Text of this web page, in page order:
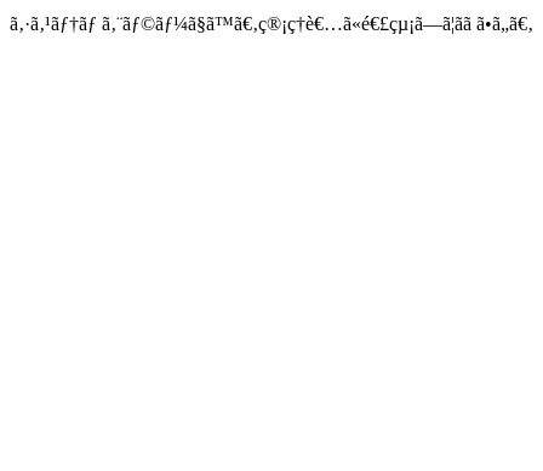
ã‚·ã‚¹ãƒ†ãƒ ã‚¨ãƒ©ãƒ¼ã§ã™ã€‚ç®¡ç†è€…ã«é€£çµ¡ã—ã¦ãã ã•ã„ã€‚